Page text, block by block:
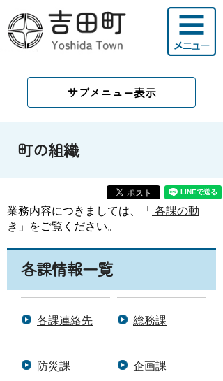
サブメニュー表示
町の組織
業務内容につきましては、「 各課の動
き 」をご覧ください。
各課情報一覧
各課連絡先 総務課
防災課 企画課